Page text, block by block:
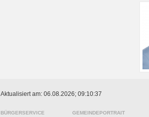
Aktualisiert am: 06.08.2026; 09:10:37
BÜRGERSERVICE
GEMEINDEPORTRAIT